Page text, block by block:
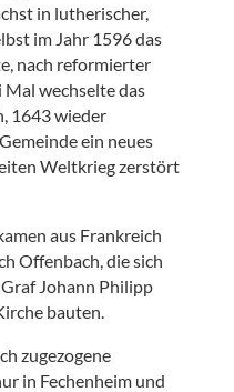
in lutherischer,
im Jahr 1596 das
nach reformierter
Mal wechselte das
1643 wieder
ein neues
Weltkrieg zerstört
aus Frankreich
Offenbach, die sich
Johann Philipp
bauten.
zugezogene
in Fechenheim und